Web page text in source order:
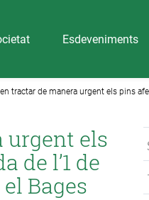
Esdeveniments
tractar de manera urgent els pins
urgent els
de l’1 de
Bages